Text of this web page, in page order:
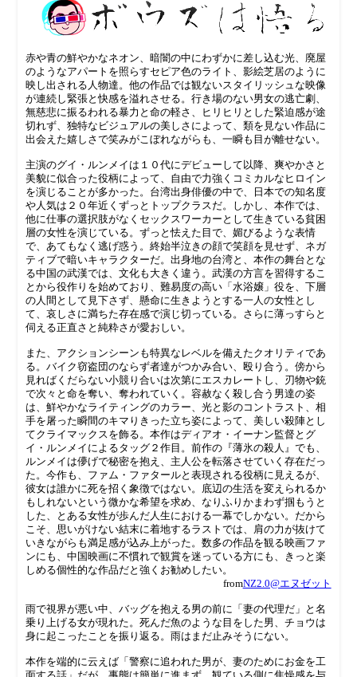
赤や青の鮮やかなネオン、暗闇の中にわずかに差し込む光、廃屋
のようなアパートを照らすセピア色のライト、影絵芝居のように
映し出される人物達。他の作品では観ないスタイリッシュな映像
が連続し緊張と快感を溢れさせる。行き場のない男女の逃亡劇、
無慈悲に振るわれる暴力と命の軽さ、ヒリヒリとした緊迫感が途
切れず、独特なビジュアルの美しさによって、類を見ない作品に
出会えた嬉しさで笑みがこぼれながらも、一瞬も目が離せない。
主演のグイ・ルンメイは１０代にデビューして以降、爽やかさと
美貌に似合った役柄によって、自由で力強くコミカルなヒロイン
を演じることが多かった。台湾出身俳優の中で、日本での知名度
や人気は２０年近くずっとトップクラスだ。しかし、本作では、
他に仕事の選択肢がなくセックスワーカーとして生きている貧困
層の女性を演じている。ずっと怯えた目で、媚びるような表情
で、あてもなく逃げ惑う。終始半泣きの顔で笑顔を見せず、ネガ
ティブで暗いキャラクターだ。出身地の台湾と、本作の舞台とな
る中国の武漢では、文化も大きく違う。武漢の方言を習得するこ
とから役作りを始めており、難易度の高い「水浴嬢」役を、下層
の人間として見下さず、懸命に生きようとする一人の女性とし
て、哀しさに満ちた存在感で演じ切っている。さらに薄っすらと
伺える正直さと純粋さが愛おしい。
また、アクションシーンも特異なレベルを備えたクオリティであ
る。バイク窃盗団のならず者達がつかみ合い、殴り合う。傍から
見ればくだらない小競り合いは次第にエスカレートし、刃物や銃
で次々と命を奪い、奪われていく。容赦なく殺し合う男達の姿
は、鮮やかなライティングのカラー、光と影のコントラスト、相
手を屠った瞬間のキマりきった立ち姿によって、美しい殺陣とし
てクライマックスを飾る。本作はディアオ・イーナン監督とグ
イ・ルンメイによるタッグ２作目。前作の『薄氷の殺人』でも、
ルンメイは儚げで秘密を抱え、主人公を転落させていく存在だっ
た。今作も、ファム・ファタールと表現される役柄に見えるが、
彼女は誰かに死を招く象徴ではない。底辺の生活を変えられるか
もしれないという微かな希望を求め、なりふりかまわず掴もうと
した、とある女性が歩んだ人生における一幕でしかない。だから
こそ、思いがけない結末に着地するラストでは、肩の力が抜けて
いきながらも満足感が込み上がった。数多の作品を観る映画ファ
ンにも、中国映画に不慣れで観賞を迷っている方にも、きっと楽
しめる個性的な作品だと強くお勧めしたい。
fromNZ2.0@エヌゼット
雨で視界が悪い中、バッグを抱える男の前に「妻の代理だ」と名
乗り上げる女が現れた。死んだ魚のような目をした男、チョウは
身に起こったことを振り返る。雨はまだ止みそうにない。
本作を端的に云えば「警察に追われた男が、妻のためにお金を工